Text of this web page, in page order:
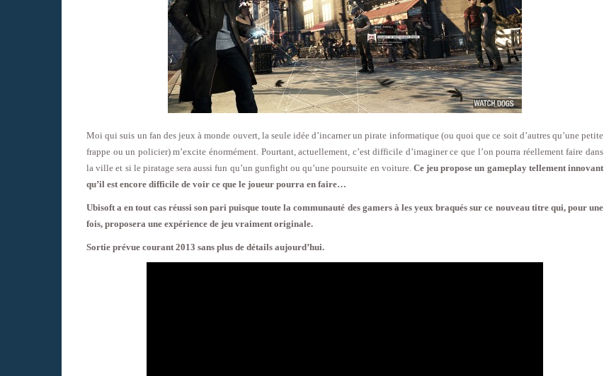
Moi qui suis un fan des jeux à monde ouvert, la seule idée d’incarner un pirate informatique (ou quoi que ce soit d’autres qu’une petite
frappe ou un policier) m’excite énormément. Pourtant, actuellement, c’est difficile d’imaginer ce que l’on pourra réellement faire dans
la ville et si le piratage sera aussi fun qu’un gunfight ou qu’une poursuite en voiture. Ce jeu propose un gameplay tellement innovant
qu’il est encore difficile de voir ce que le joueur pourra en faire…
Ubisoft a en tout cas réussi son pari puisque toute la communauté des gamers à les yeux braqués sur ce nouveau titre qui, pour une
fois, proposera une expérience de jeu vraiment originale.
Sortie prévue courant 2013 sans plus de détails aujourd’hui.